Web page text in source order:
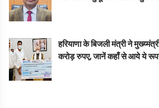
हरियाणा के बिजली मंत्री ने
करोड़ रुपए, जानें कहाँ से आये ये